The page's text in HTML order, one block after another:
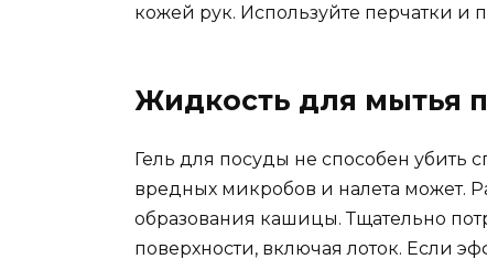
кожей рук. Используйте перчатки и
Жидкость для мытья
Гель для посуды не способен убить
вредных микробов и налета может.
образования кашицы. Тщательно
поверхности, включая лоток. Если